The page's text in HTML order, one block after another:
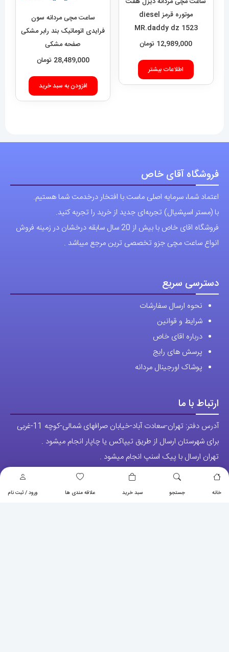
خانه جستجو سبد خرید علاقه مندی ها ورود / ثبت نام
12,989,000 تومان
اطلاعات بیشتر
ساعت مچی مردانه سون
فرایدی اتوماتیک بند رابر مشکی
صفحه مشکی
SEVENFRIDAY 021408
28,489,000 تومان
افزودن به سبد خرید
فروشگاه آقای خاص
اعتماد شما، سرمایه اصلی ماست.با افتخار درخدمت شما هستیم.
با (مستر اسپشیال) تجربه‌ای جدید از خرید را تجربه کنید.
فروشگاه اقای خاص با بیش از 20 سال سابقه درخشان در زمینه فروش
انواع ساعت مچی جزو تخصصی ترین مرجع میباشد .
دسترسی سریع
نحوه ارسال سفارشات
شرایط و قوانین
درباره اقای خاص
پرسش های رایج
پوشاک اورجینال مردانه
ارتباط با ما
آدرس دفتر: تهران-سعادت آباد-خیابان صرافهای شمالی-کوچه 11-غربی
برای شهرستان ارسال از طریق تیپاکس یا چاپار انجام میشود .
تهران ارسال با پیک اسنپ انجام میشود .
راه های ارتباطی
شماره تماس مستقیم :
09129236225